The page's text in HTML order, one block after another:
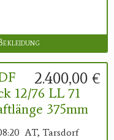
2.400,00 €
12/76 LL 71
375mm
AT, Tarsdorf